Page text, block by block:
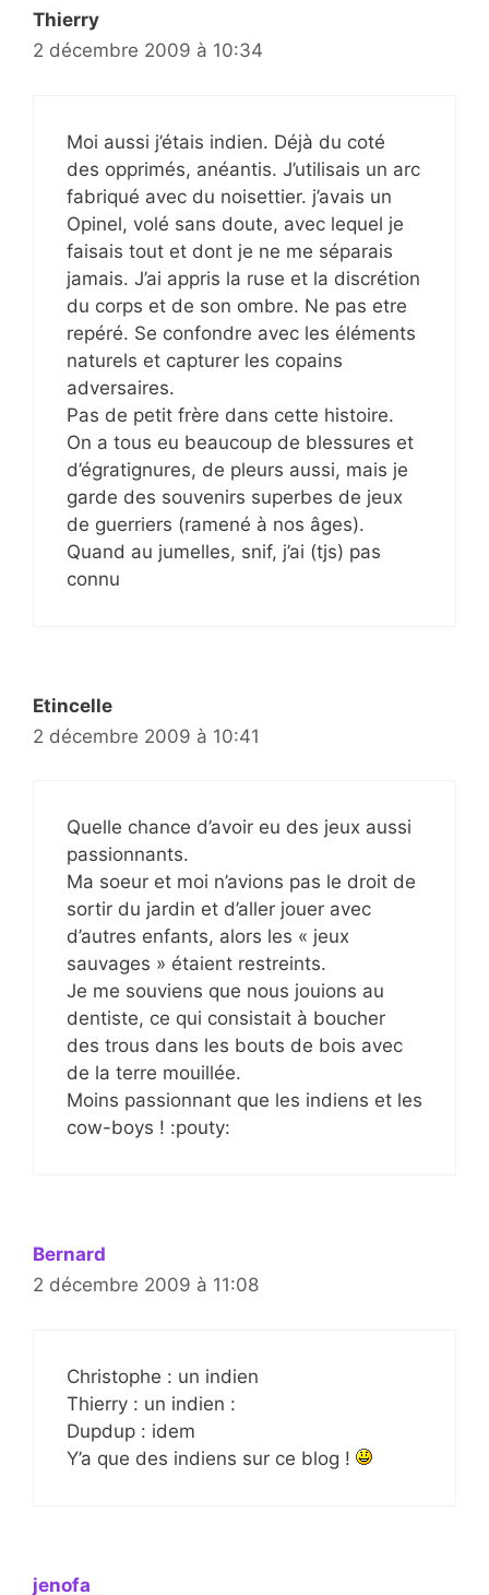
Thierry
2 décembre 2009 à 10:34
Moi aussi j’étais indien. Déjà du coté
des opprimés, anéantis. J’utilisais un arc
fabriqué avec du noisettier. j’avais un
Opinel, volé sans doute, avec lequel je
faisais tout et dont je ne me séparais
jamais. J’ai appris la ruse et la discrétion
du corps et de son ombre. Ne pas etre
repéré. Se confondre avec les éléments
naturels et capturer les copains
adversaires.
Pas de petit frère dans cette histoire.
On a tous eu beaucoup de blessures et
d’égratignures, de pleurs aussi, mais je
garde des souvenirs superbes de jeux
de guerriers (ramené à nos âges).
Quand au jumelles, snif, j’ai (tjs) pas
connu
Etincelle
2 décembre 2009 à 10:41
Quelle chance d’avoir eu des jeux aussi
passionnants.
Ma soeur et moi n’avions pas le droit de
sortir du jardin et d’aller jouer avec
d’autres enfants, alors les « jeux
sauvages » étaient restreints.
Je me souviens que nous jouions au
dentiste, ce qui consistait à boucher
des trous dans les bouts de bois avec
de la terre mouillée.
Moins passionnant que les indiens et les
cow-boys ! :pouty:
Bernard
2 décembre 2009 à 11:08
Christophe : un indien
Thierry : un indien :
Dupdup : idem
Y’a que des indiens sur ce blog !
jenofa